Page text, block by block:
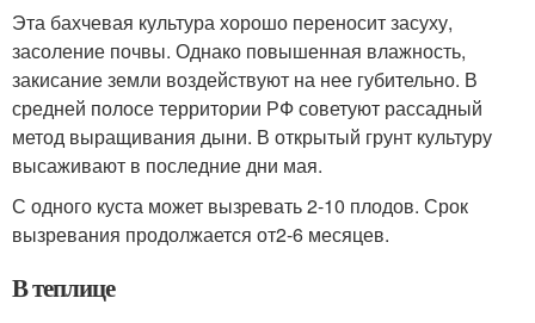
Эта бахчевая культура хорошо переносит засуху,
засоление почвы. Однако повышенная влажность,
закисание земли воздействуют на нее губительно. В
средней полосе территории РФ советуют рассадный
метод выращивания дыни. В открытый грунт культуру
высаживают в последние дни мая.
С одного куста может вызревать 2-10 плодов. Срок
вызревания продолжается от2-6 месяцев.
В теплице